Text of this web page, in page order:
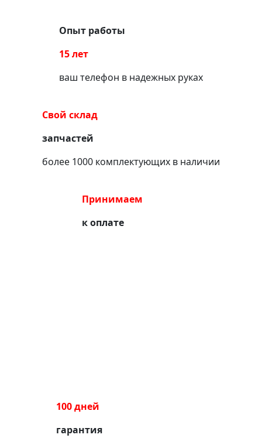
Опыт работы
15 лет
ваш телефон в надежных руках
Свой склад
запчастей
более 1000 комплектующих в наличии
Принимаем
к оплате
100 дней
гарантия